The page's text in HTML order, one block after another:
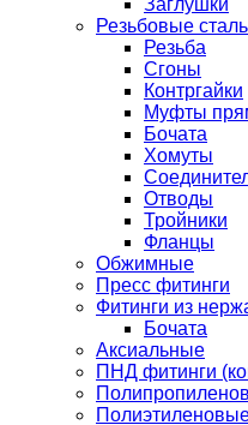
Заглушки
Резьбовые
Резьба
Сгоны
Контргайки
Муфты
Бочата
Хомуты
Отводы
Тройники
Фланцы
Обжимные
Пресс фитинги
Фитинги из
Бочата
Аксиальные
ПНД фитинги